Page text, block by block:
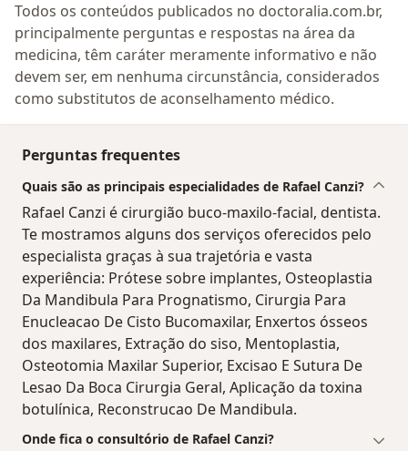
Todos os conteúdos publicados no doctoralia.com.br,
principalmente perguntas e respostas na área da
medicina, têm caráter meramente informativo e não
devem ser, em nenhuma circunstância, considerados
como substitutos de aconselhamento médico.
Perguntas frequentes
Quais são as principais especialidades de Rafael Canzi?
Rafael Canzi é cirurgião buco-maxilo-facial, dentista.
Te mostramos alguns dos serviços oferecidos pelo
especialista graças à sua trajetória e vasta
experiência: Prótese sobre implantes, Osteoplastia
Da Mandibula Para Prognatismo, Cirurgia Para
Enucleacao De Cisto Bucomaxilar, Enxertos ósseos
dos maxilares, Extração do siso, Mentoplastia,
Osteotomia Maxilar Superior, Excisao E Sutura De
Lesao Da Boca Cirurgia Geral, Aplicação da toxina
botulínica, Reconstrucao De Mandibula.
Onde fica o consultório de Rafael Canzi?